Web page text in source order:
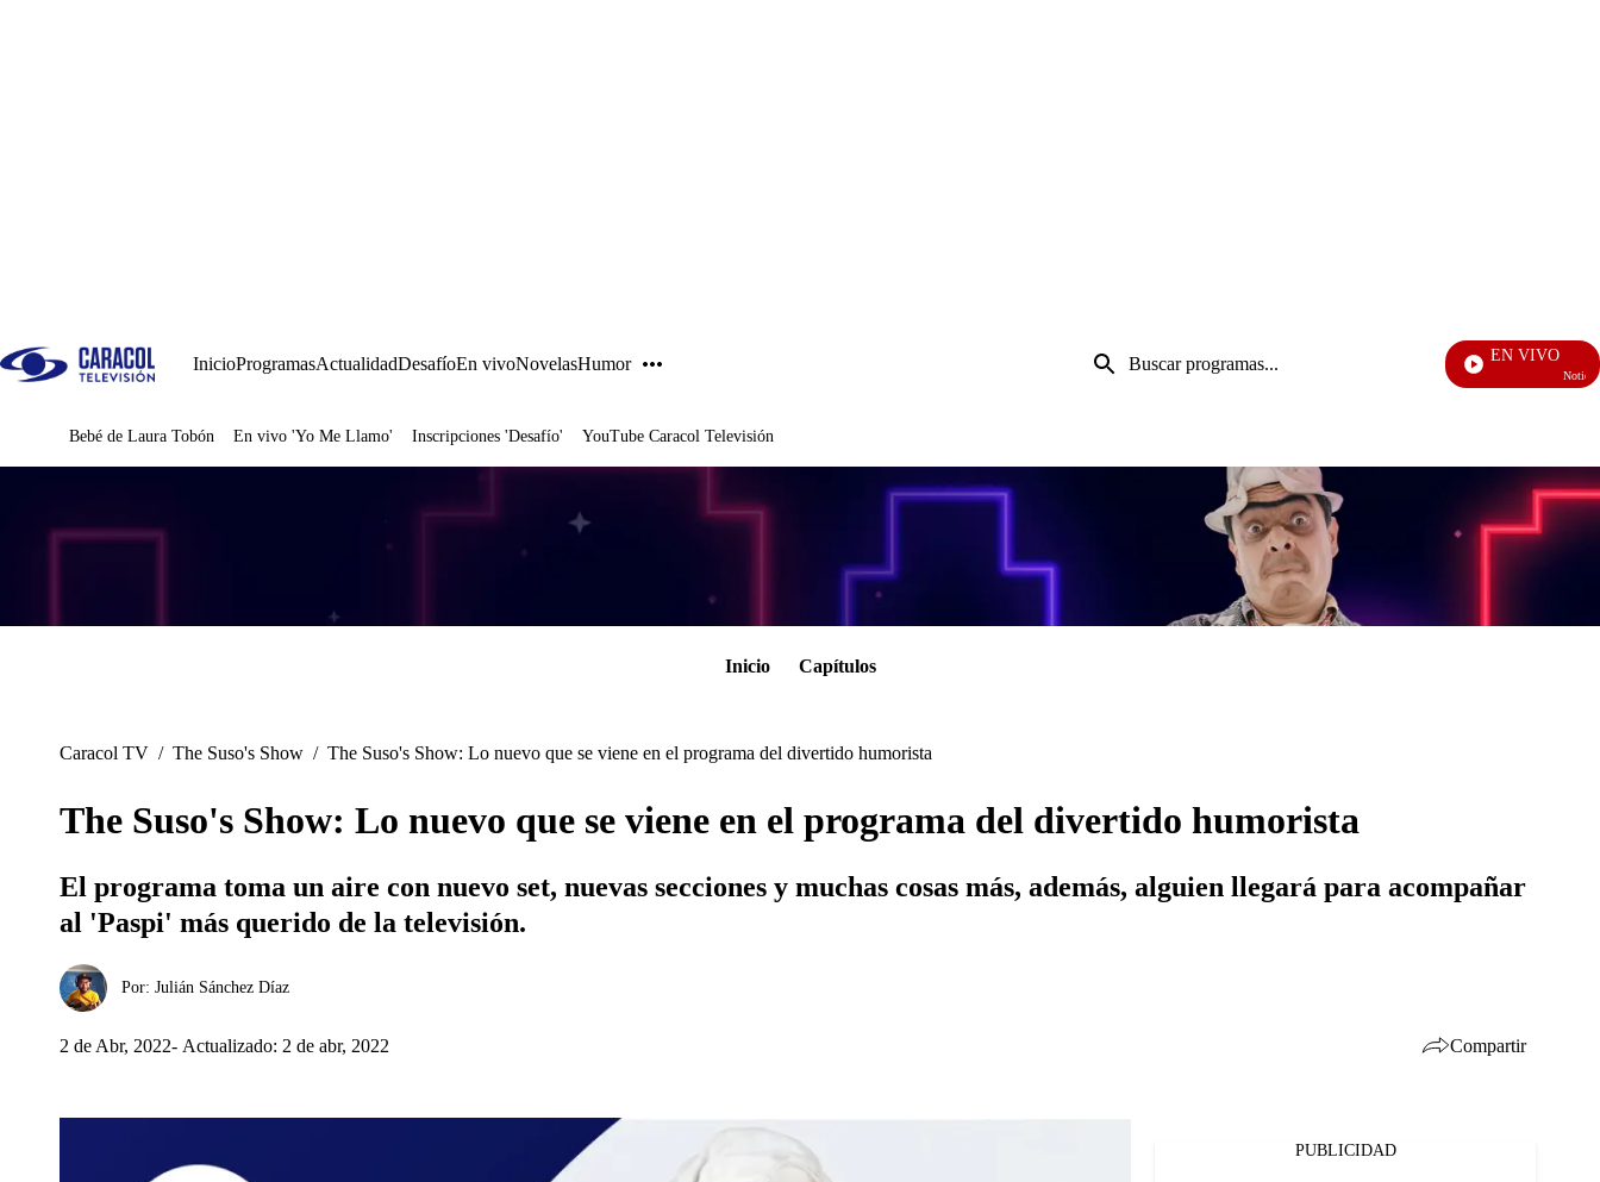
InicioProgramasActualidadDesafíoEn vivoNovelasHumor
Entrada
de
EN VIVO
Noticias
Juegos
Bebé de Laura Tobón En vivo 'Yo Me Llamo' Inscripciones 'Desafío' YouTube Caracol Televisión
Inicio Capítulos
Caracol TV / The Suso's Show / The Suso's Show: Lo nuevo que se viene en el programa del divertido humorista
The Suso's Show: Lo nuevo que se viene en el programa del divertido humorista
El programa toma un aire con nuevo set, nuevas secciones y muchas cosas más, además, alguien llegará para acompañar
al 'Paspi' más querido de la televisión.
Por: Julián Sánchez Díaz
2 de Abr, 2022 Actualizado: 2 de abr, 2022 Compartir
PUBLICIDAD